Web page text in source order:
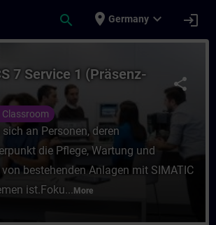
search place Germany expand_more login
PCS 7 Service 1
share
7 Service 1 (Präsenz-
Classroom
an Personen, deren
die Pflege, Wartung und
bestehenden Anlagen mit SIMATIC
ist.Foku... More